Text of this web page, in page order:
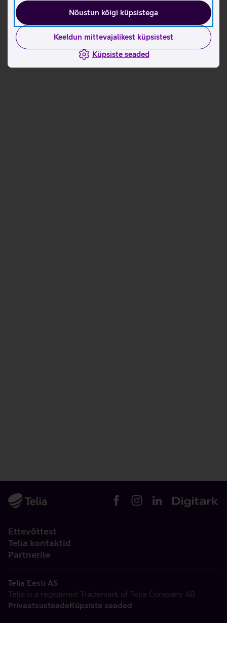
Nõustun kõigi küpsistega
Keeldun mittevajalikest küpsistest
Küpsiste seaded
Ettevõttest
Telia kontaktid
Partnerile
Telia Eesti AS
Telia is a registered Trademark of Telia Company AB
PrivaatsusteadeKüpsiste seaded